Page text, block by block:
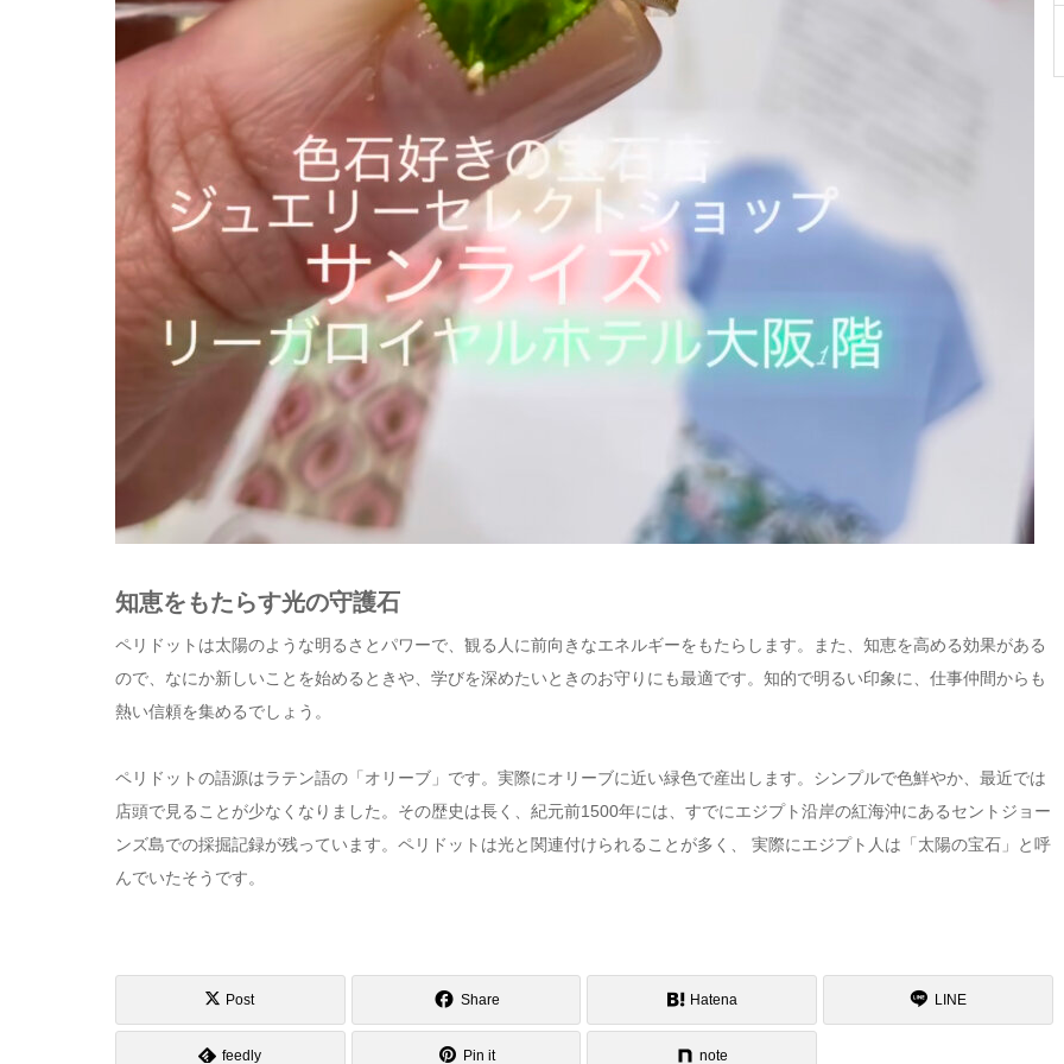
知恵をもたらす光の守護石
ペリドットは太陽のような明るさとパワーで、観る人に前向きなエネルギーをもたらします。また、知恵を高める効果がある
ので、なにか新しいことを始めるときや、学びを深めたいときのお守りにも最適です。知的で明るい印象に、仕事仲間からも
熱い信頼を集めるでしょう。
ペリドットの語源はラテン語の「オリーブ」です。実際にオリーブに近い緑色で産出します。シンプルで色鮮やか、最近では
店頭で見ることが少なくなりました。その歴史は長く、紀元前1500年には、すでにエジプト沿岸の紅海沖にあるセントジョー
ンズ島での採掘記録が残っています。ペリドットは光と関連付けられることが多く、 実際にエジプト人は「太陽の宝石」と呼
んでいたそうです。
Post Share Hatena LINE
feedly Pin it note